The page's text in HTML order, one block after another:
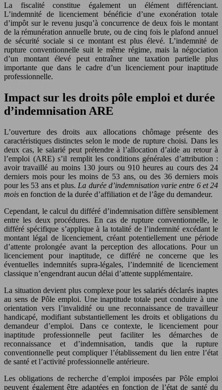
La fiscalité constitue également un élément différenciant.
L’indemnité de licenciement bénéficie d’une exonération totale
d’impôt sur le revenu jusqu’à concurrence de deux fois le montant
de la rémunération annuelle brute, ou de cinq fois le plafond annuel
de sécurité sociale si ce montant est plus élevé. L’indemnité de
rupture conventionnelle suit le même régime, mais la négociation
d’un montant élevé peut entraîner une taxation partielle plus
importante que dans le cadre d’un licenciement pour inaptitude
professionnelle.
Impact sur les droits pôle emploi et durée
d’indemnisation ARE
L’ouverture des droits aux allocations chômage présente des
caractéristiques distinctes selon le mode de rupture choisi. Dans les
deux cas, le salarié peut prétendre à l’allocation d’aide au retour à
l’emploi (ARE) s’il remplit les conditions générales d’attribution :
avoir travaillé au moins 130 jours ou 910 heures au cours des 24
derniers mois pour les moins de 53 ans, ou des 36 derniers mois
pour les 53 ans et plus. La durée d’indemnisation varie entre 6 et 24
mois en fonction de la durée d’affiliation et de l’âge du demandeur.
Cependant, le calcul du différé d’indemnisation diffère sensiblement
entre les deux procédures. En cas de rupture conventionnelle, le
différé spécifique s’applique à la totalité de l’indemnité excédant le
montant légal de licenciement, créant potentiellement une période
d’attente prolongée avant la perception des allocations. Pour un
licenciement pour inaptitude, ce différé ne concerne que les
éventuelles indemnités supra-légales, l’indemnité de licenciement
classique n’engendrant aucun délai d’attente supplémentaire.
La situation devient plus complexe pour les salariés déclarés inaptes
au sens de Pôle emploi. Une inaptitude totale peut conduire à une
orientation vers l’invalidité ou une reconnaissance de travailleur
handicapé, modifiant substantiellement les droits et obligations du
demandeur d’emploi. Dans ce contexte, le licenciement pour
inaptitude professionnelle peut faciliter les démarches de
reconnaissance et d’indemnisation, tandis que la rupture
conventionnelle peut compliquer l’établissement du lien entre l’état
de santé et l’activité professionnelle antérieure.
Les obligations de recherche d’emploi imposées par Pôle emploi
peuvent également être adaptées en fonction de l’état de santé du